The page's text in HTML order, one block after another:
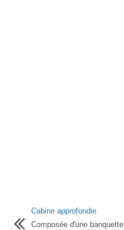
Cabine approfondie
Composée d'une banquette